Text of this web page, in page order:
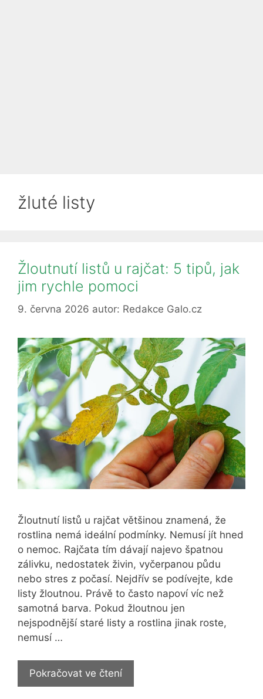
žluté listy
Žloutnutí listů u rajčat: 5 tipů, jak
jim rychle pomoci
9. června 2026 autor: Redakce Galo.cz
Žloutnutí listů u rajčat většinou znamená, že
rostlina nemá ideální podmínky. Nemusí jít hned
o nemoc. Rajčata tím dávají najevo špatnou
zálivku, nedostatek živin, vyčerpanou půdu
nebo stres z počasí. Nejdřív se podívejte, kde
listy žloutnou. Právě to často napoví víc než
samotná barva. Pokud žloutnou jen
nejspodnější staré listy a rostlina jinak roste,
nemusí …
Pokračovat ve čteníŽloutnutí
listů